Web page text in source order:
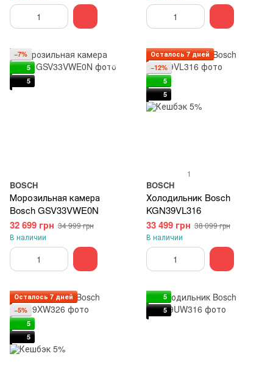
−7%
5
5
BOSCH
Морозильная камера
Bosch GSV33VWE0N
32 699 грн 34 999 грн
В наличии
Осталось 7 дней
−12%
5
5
1
BOSCH
Холодильник Bosch
KGN39VL316
33 499 грн 38 099 грн
В наличии
Осталось 7 дней
−5%
5
5
5
5